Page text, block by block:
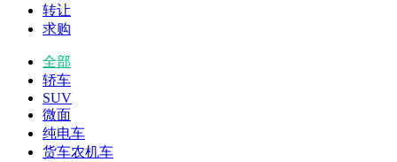
转让
求购
全部
轿车
SUV
微面
纯电车
货车农机车